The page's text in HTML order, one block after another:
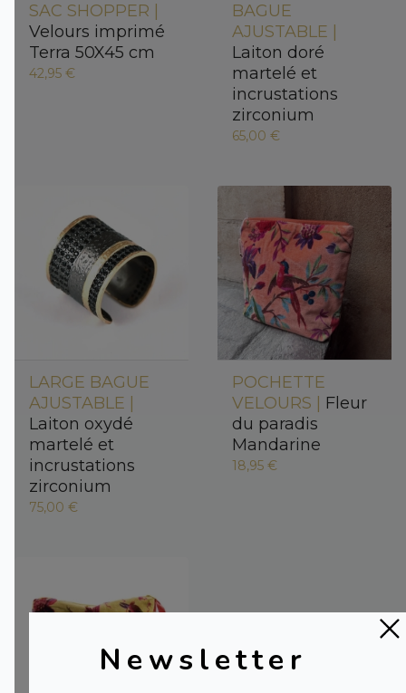
Newsletter
SAC SHOPPER |
Velours imprimé
Terra 50X45 cm
42,95 €
BAGUE
AJUSTABLE |
Laiton doré
martelé et
incrustations
zirconium
65,00 €
LARGE BAGUE
AJUSTABLE |
Laiton oxydé
martelé et
incrustations
zirconium
75,00 €
POCHETTE
VELOURS | Fleur
du paradis
Mandarine
18,95 €